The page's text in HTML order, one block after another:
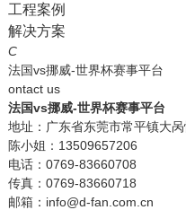
工程案例
解决方案
C
法国vs挪威-世界杯赛事平台
ontact us
法国vs挪威-世界杯赛事平台
地址：广东省东莞市常平镇大
陈小姐：13509657206
电话：0769-83660708
传真：0769-83660718
邮箱：info@d-fan.com.cn